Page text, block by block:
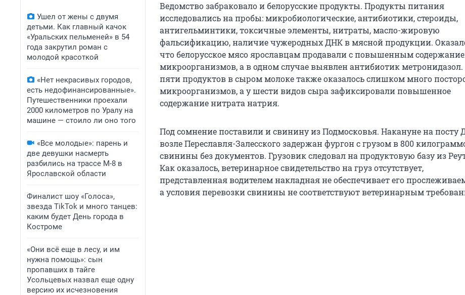
Ушел от жены с двумя
детьми. Как главный качок
«Уральских пельменей» в 54
года закрутил роман с
молодой красоткой
«Нет некрасивых городов,
есть недофинансированные».
Путешественники проехали
2000 километров по Уралу на
машине — стоило ли оно того
«Все молодые»: парень и
две девушки насмерть
разбились на трассе М-8 в
Ярославской области
Финалист шоу «Голоса»,
звезда TikTok и много танцев:
каким будет День города в
Костроме
«Они всё еще в лесу, и им
нужна помощь»: сын
пропавших в тайге
Усольцевых назвал еще одну
версию их исчезновения
Ведомство забраковало и белорусские продукты. Продукты питания
исследовались на пробы: микробиологические, антибиотики, стероиды,
антигельминтики, токсичные элементы, нитраты, масло-жировую
фальсификацию, наличие чужеродных ДНК в мясной продукции.
что белорусское мясо ярославцам продавали с повышенным
микроорганизмов, а в одном случае выявлен антибиотик
пяти продуктов в сыром молоке также оказалось слишком много
микроорганизмов, а у шести видов сыра зафиксировали повышенное
содержание нитрата натрия.
Под сомнение поставили и свинину из Подмосковья. Накануне на посту
возле Переславля-Залесского задержан фургон с грузом в 800
свинины без документов. Грузовик следовал на продуктовую базу из
Как оказалось, ветеринарное свидетельство на груз отсутствует,
представленная водителем накладная не обеспечивает его
а условия перевозки свинины не соответствуют ветеринарным